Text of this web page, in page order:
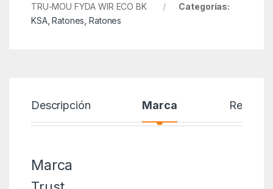
TRU-MOU FYDA WIR ECO BK
Categorías:
KSA,Ratones ,Ratones
Descripción Marca Reseñas
Marca